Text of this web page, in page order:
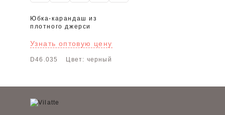
Юбка-карандаш из
плотного джерси
Узнать оптовую цену
D46.035 Цвет: черный